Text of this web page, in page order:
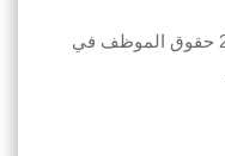
آخر تحديث للمحتوى: 21 مايو 2026 حقوق الموظف في